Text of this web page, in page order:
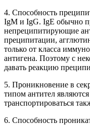
4. Способность
IgM и IgG. IgE обычно
непреципитирующие
преципитации,
только от класса
антигена. Поэтому с
давать реакцию
5. Проникновение в
типом антител
транспортироваться
6. Способность